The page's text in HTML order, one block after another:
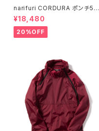
narifuri CORDURA ポンチ5ポ
ケットパンツ （ NF5083 ）
¥18,480
20%OFF